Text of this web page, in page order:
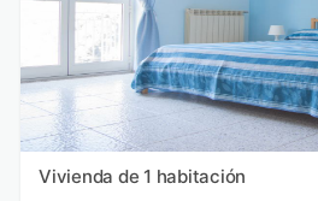
Vivienda de 1 habitación